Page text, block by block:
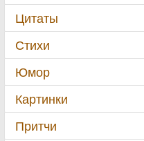
Цитаты
Стихи
Юмор
Картинки
Притчи